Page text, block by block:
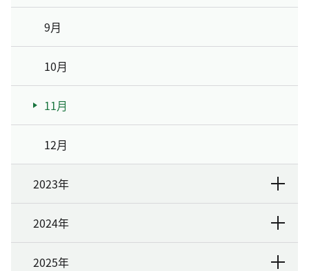
9月
10月
11月
12月
2023年
2024年
2025年